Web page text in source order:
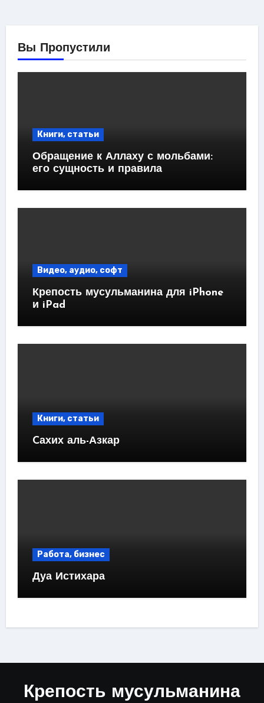
Вы Пропустили
Книги, статьи
Обращение к Аллаху с мольбами:
его сущность и правила
Видео, аудио, софт
Крепость мусульманина для iPhone
и iPad
Книги, статьи
Cахих аль-Азкар
Работа, бизнес
Дуа Истихара
Крепость мусульманина